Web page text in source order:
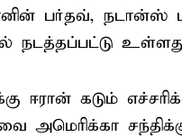
பர்தவ்,
நடத்தப்பட்டு
ஈரான் கடும்
அமெரிக்கா